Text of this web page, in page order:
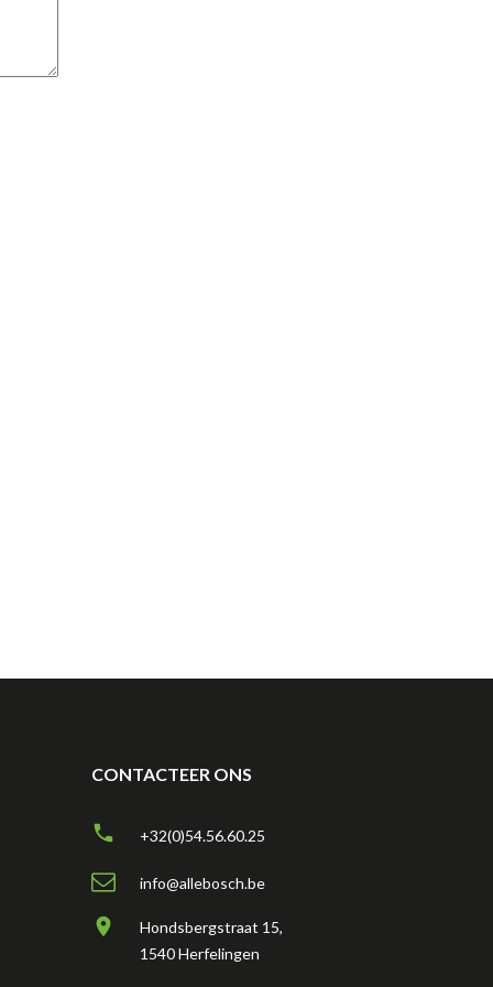
CONTACTEER ONS
+32(0)54.56.60.25
info@allebosch.be
Hondsbergstraat 15,
1540 Herfelingen